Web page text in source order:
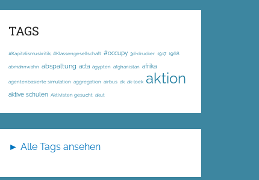
TAGS
#Kapitalismuskritik; #Klassengesellschaft #occupy 3d-drucker 1917 1968
abmahnwahn abspaltung acta ägypten afghanistan afrika
agentenbasierte simulation aggregation airbus ak ak-loek aktion
aktive schulen Aktivisten gesucht akut
► Alle Tags ansehen